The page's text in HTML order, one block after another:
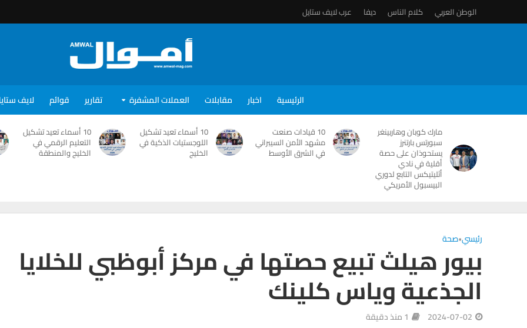
الوطن العربي كلام الناس ديفا عرب لايف ستايل
الرئيسية اخبار مقابلات العملات المشفرة تقارير قوائم لايف
مارك كوبان وهاربينغر
سبورتس بارتنرز
يستحوذان على حصة
أقلية في نادي
أثليتيكس التابع لدوري
البيسبول الأمريكي
10 قيادات صنعت
مشهد الأمن السيبراني
في الشرق الأوسط
10 أسماء تعيد تشكيل
اللوجستيات الذكية في
الخليج
10 أسماء تعيد تشكيل
التعليم الرقمي في
الخليج والمنطقة
رئيسي•صحة
بيور هيلث تبيع حصتها في مركز أبوظبي للخلايا
الجذعية وياس كلينك
2024-07-02 1 منذ دقيقة